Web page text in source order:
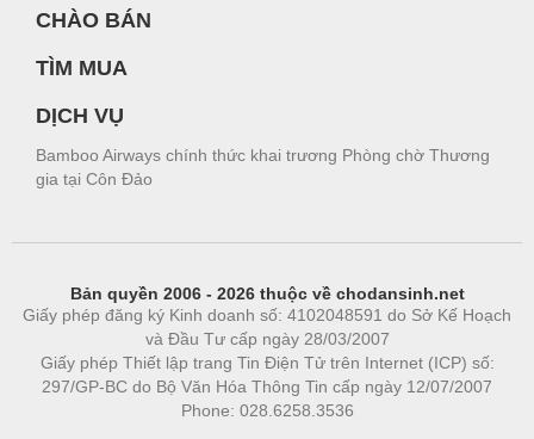
CHÀO BÁN
TÌM MUA
DỊCH VỤ
Bamboo Airways chính thức khai trương Phòng chờ Thương
gia tại Côn Đảo
Bản quyền 2006 - 2026 thuộc về chodansinh.net
Giấy phép đăng ký Kinh doanh số: 4102048591 do Sở Kế Hoạch
và Đầu Tư cấp ngày 28/03/2007
Giấy phép Thiết lập trang Tin Điện Tử trên Internet (ICP) số:
297/GP-BC do Bộ Văn Hóa Thông Tin cấp ngày 12/07/2007
Phone: 028.6258.3536